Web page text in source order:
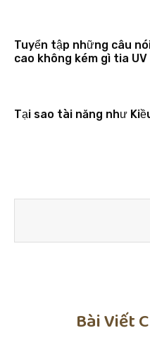
Tuyển tập những câu
cao không kém gì tia
Tại sao tài năng như
Bài Viết